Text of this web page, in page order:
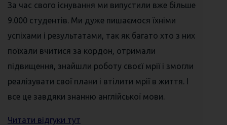
За час свого існування ми випустили вже більше
9.000 студентів. Ми дуже пишаємося їхніми
успіхами і результатами, так як багато хто з них
поїхали вчитися за кордон, отримали
підвищення, знайшли роботу своєї мрії і змогли
реалізувати свої плани і втілити мрії в життя. І
все це завдяки знанню англійської мови.
Читати відгуки тут